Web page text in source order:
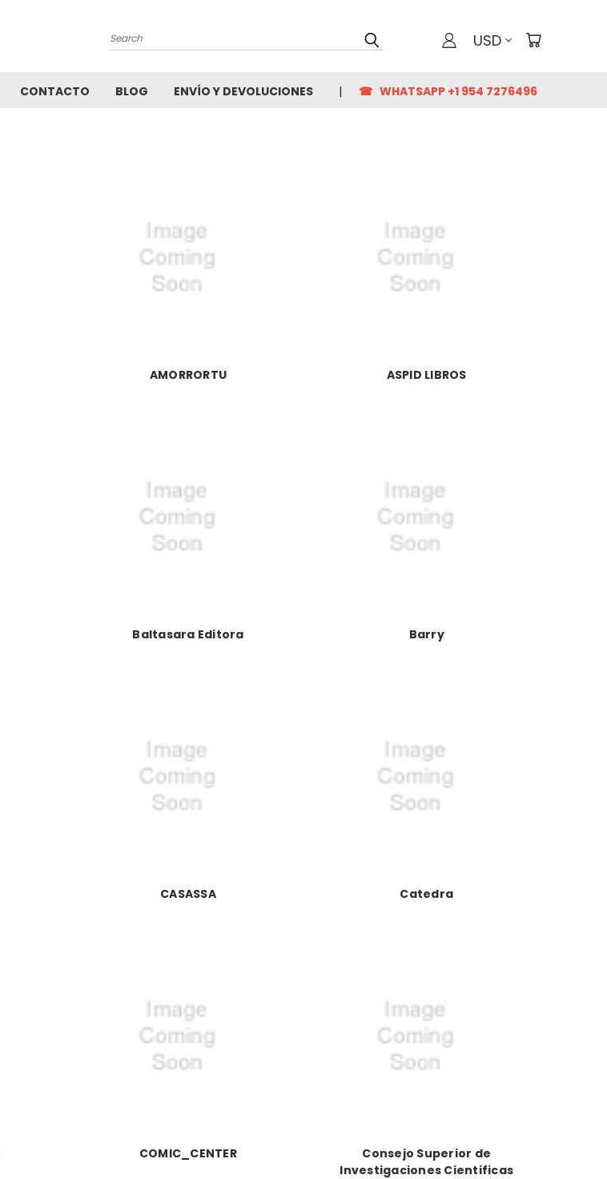
Search USD
CONTACTO BLOG ENVÍO Y DEVOLUCIONES ☎ WHATSAPP +1 954 7276496
AMORRORTU ASPID LIBROS
Baltasara Editora Barry
CASASSA Catedra
COMIC_CENTER
Consejo Superior de
Investigaciones Cientificas